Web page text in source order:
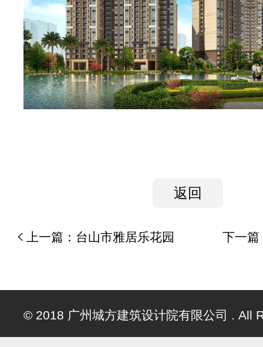
返回
上一篇： 台山市雅居乐花园 下一篇
© 2018 广州城方建筑设计院有限公司 . All